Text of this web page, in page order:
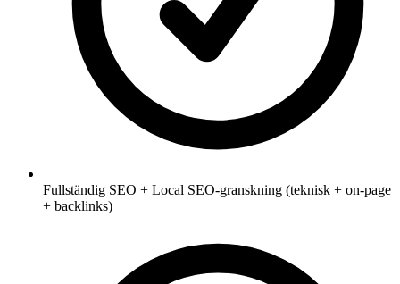
Fullständig SEO + Local SEO-granskning (teknisk + on-page
+ backlinks)